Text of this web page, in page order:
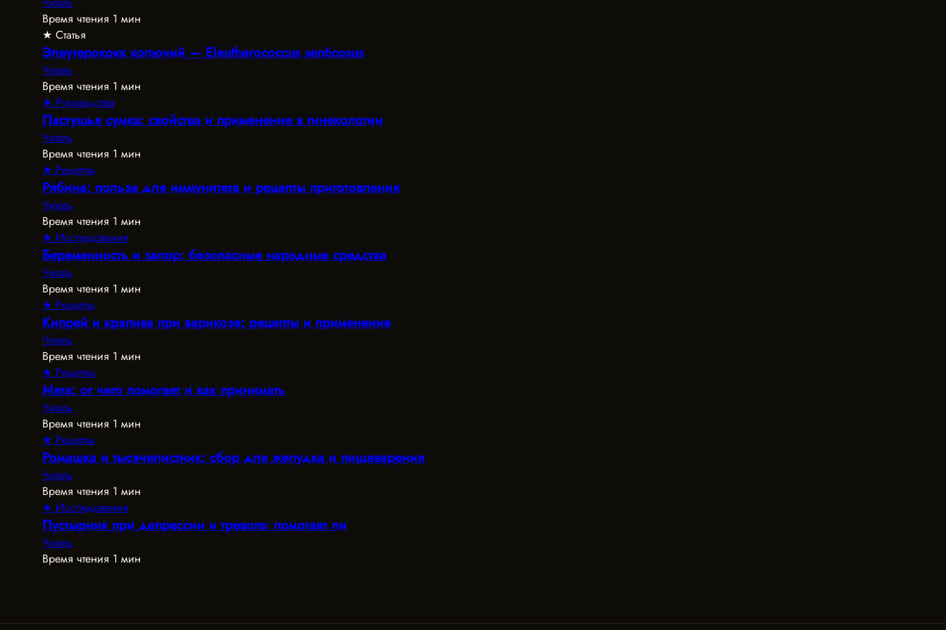
Время чтения 1 мин
★ Статья
Элеутерококк колючий — Eleutherococcus senticosus
Читать
Время чтения 1 мин
★ Руководства
Пастушья сумка: свойства и применение в гинекологии
Читать
Время чтения 1 мин
★ Рецепты
Рябина: польза для иммунитета и рецепты приготовления
Читать
Время чтения 1 мин
★ Исследования
Беременность и запор: безопасные народные средства
Читать
Время чтения 1 мин
★ Рецепты
Кипрей и крапива при варикозе: рецепты и применение
Читать
Время чтения 1 мин
★ Рецепты
Мята: от чего помогает и как принимать
Читать
Время чтения 1 мин
★ Рецепты
Ромашка и тысячелистник: сбор для желудка и пищеварения
Читать
Время чтения 1 мин
★ Исследования
Пустырник при депрессии и тревоге: помогает ли
Читать
Время чтения 1 мин